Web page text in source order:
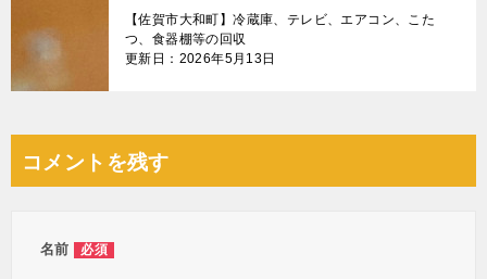
【佐賀市大和町】冷蔵庫、テレビ、エアコン、こた
つ、食器棚等の回収
更新日：2026年5月13日
コメントを残す
名前 必須